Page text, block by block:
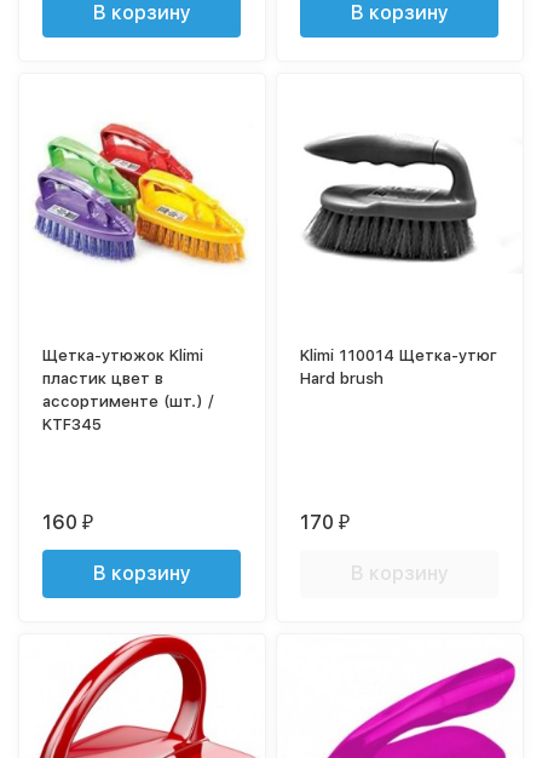
В корзину В корзину
Щетка-утюжок Klimi
пластик цвет в
ассортименте (шт.) /
KTF345
160₽
В корзину
Klimi 110014 Щетка-утюг
Hard brush
170₽
В корзину